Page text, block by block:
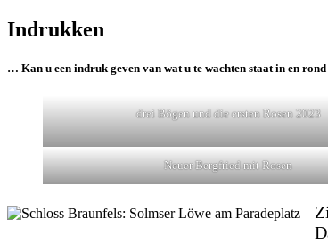
Indrukken
… Kan u een indruk geven van wat u te wachten staat in en
drei Bögen und die ersten Rosen 2023
Neuer Bergfried mit Rosen